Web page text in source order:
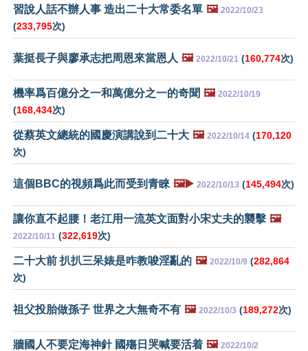
習說人話不辦人事 造出二十大常委名單 🖼️ 2022/10/23
(233,795次)
葉挺長子與廖承志把周恩來當恩人 🖼️ 2022/10/21 (160,774次)
機率爲百億分之一和萬億分之一的奇聞 🖼️ 2022/10/19
(168,434次)
從蔡英文總統的國慶演講說到二十大 🖼️ 2022/10/14 (170,120
次)
這個BBC的視頻爲此而受到青睞 🖼️▶️ 2022/10/13 (145,494次)
讓你直不起腰！老江用一流英文面對小宋丈夫的襲擊 🖼️
2022/10/11 (322,619次)
二十大前 扒扒三呆婊是咋教唆淫亂的 🖼️ 2022/10/9 (282,864
次)
祖父投胎做孫子 世界之大無奇不有 🖼️ 2022/10/3 (189,272次)
牆國人不要定海神針 國殤日哭喊要活着 🖼️ 2022/10/2